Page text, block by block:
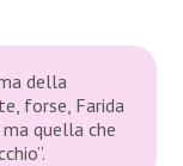
della
forse, Farida
quella che